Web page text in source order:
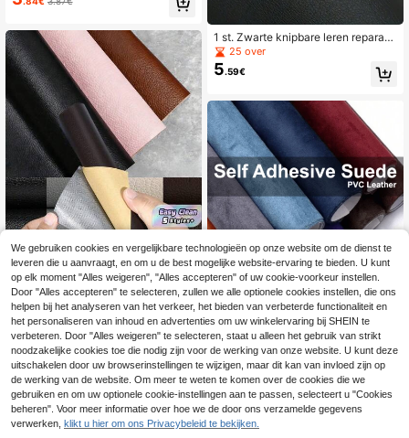
schikt voor banken, meubels en aut
leer, knipbare reparatietape voor ba
nken, toepasbaar in hotels/restaura
nts/kantoren/commercieel gebruik
4
SHEIN 1 stuk, reparatiepatch voor -
zelfklevende patches voor voor ba
nken en stoelen, snel gaten en sche
uren repareren, eenvoudig aan te br
engen, reparatie van autostoelen, m
eubelreparatie, modeontwerp, eenv
oudig aan te brengen tape
7.41€ -2% 7.58€
1 st. Zwarte knipbare leren reparati
epatch, 5 maten leren reparatieset,
zelfklevende leren reparatietape vo
or bank, autostoel, computerstoel,
oel, schoenen, handtas, jas, patch r
eparatieset, huishoudelijke benodig
dheden, herfstdecoratie
25 over
5.59€
Superdunne zelfklevende reparatie
patch, 79 inch (ca. 190 cm), direct t
e gebruiken, PU-reparatietape, rek
bare vinyl vellen, geschikt voor mu
urreparatie, meubels, banken, autos
toelen, interieurpanelen, dashboard
s, doe-het-zelf interieurdecoratie.
3.86€
We gebruiken cookies en vergelijkbare technologieën op onze website om de dienst te
leveren die u aanvraagt, en om u de best mogelijke website-ervaring te bieden. U kunt
op elk moment "Alles weigeren", "Alles accepteren" of uw cookie-voorkeur instellen.
Door "Alles accepteren" te selecteren, zullen we alle optionele cookies instellen, die ons
helpen bij het analyseren van het verkeer, het bieden van verbeterde functionaliteit en
het personaliseren van inhoud en advertenties om uw winkelervaring bij SHEIN te
verbeteren. Door "Alles weigeren" te selecteren, staat u alleen het gebruik van strikt
noodzakelijke cookies toe die nodig zijn voor de werking van onze website. U kunt deze
uitschakelen door uw browserinstellingen te wijzigen, maar dit kan van invloed zijn op
de werking van de website. Om meer te weten te komen over de cookies die we
gebruiken en om uw optionele cookie-instellingen aan te passen, selecteert u "Cookies
beheren". Voor meer informatie over hoe we de door ons verzamelde gegevens
verwerken, klikt u hier om ons Privacybeleid te bekijken.